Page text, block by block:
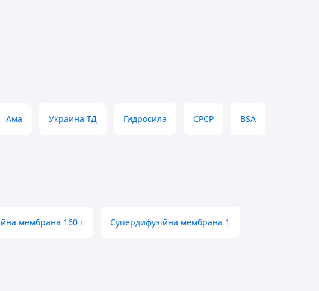
Ама Украина ТД Гидросила СРСР BSA
мембрана 160 г Супердифузійна мембрана 1